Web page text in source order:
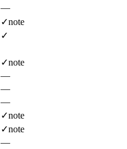
—
✓note
✓
✓note
—
—
—
✓note
✓note
—